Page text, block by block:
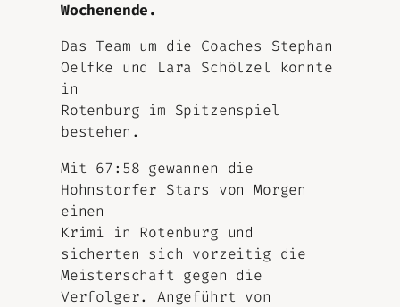
Wochenende.
Das Team um die Coaches Stephan
Oelfke und Lara Schölzel konnte
in
Rotenburg im Spitzenspiel
bestehen.
Mit 67:58 gewannen die
Hohnstorfer Stars von Morgen
einen
Krimi in Rotenburg und
sicherten sich vorzeitig die
Meisterschaft gegen die
Verfolger. Angeführt von